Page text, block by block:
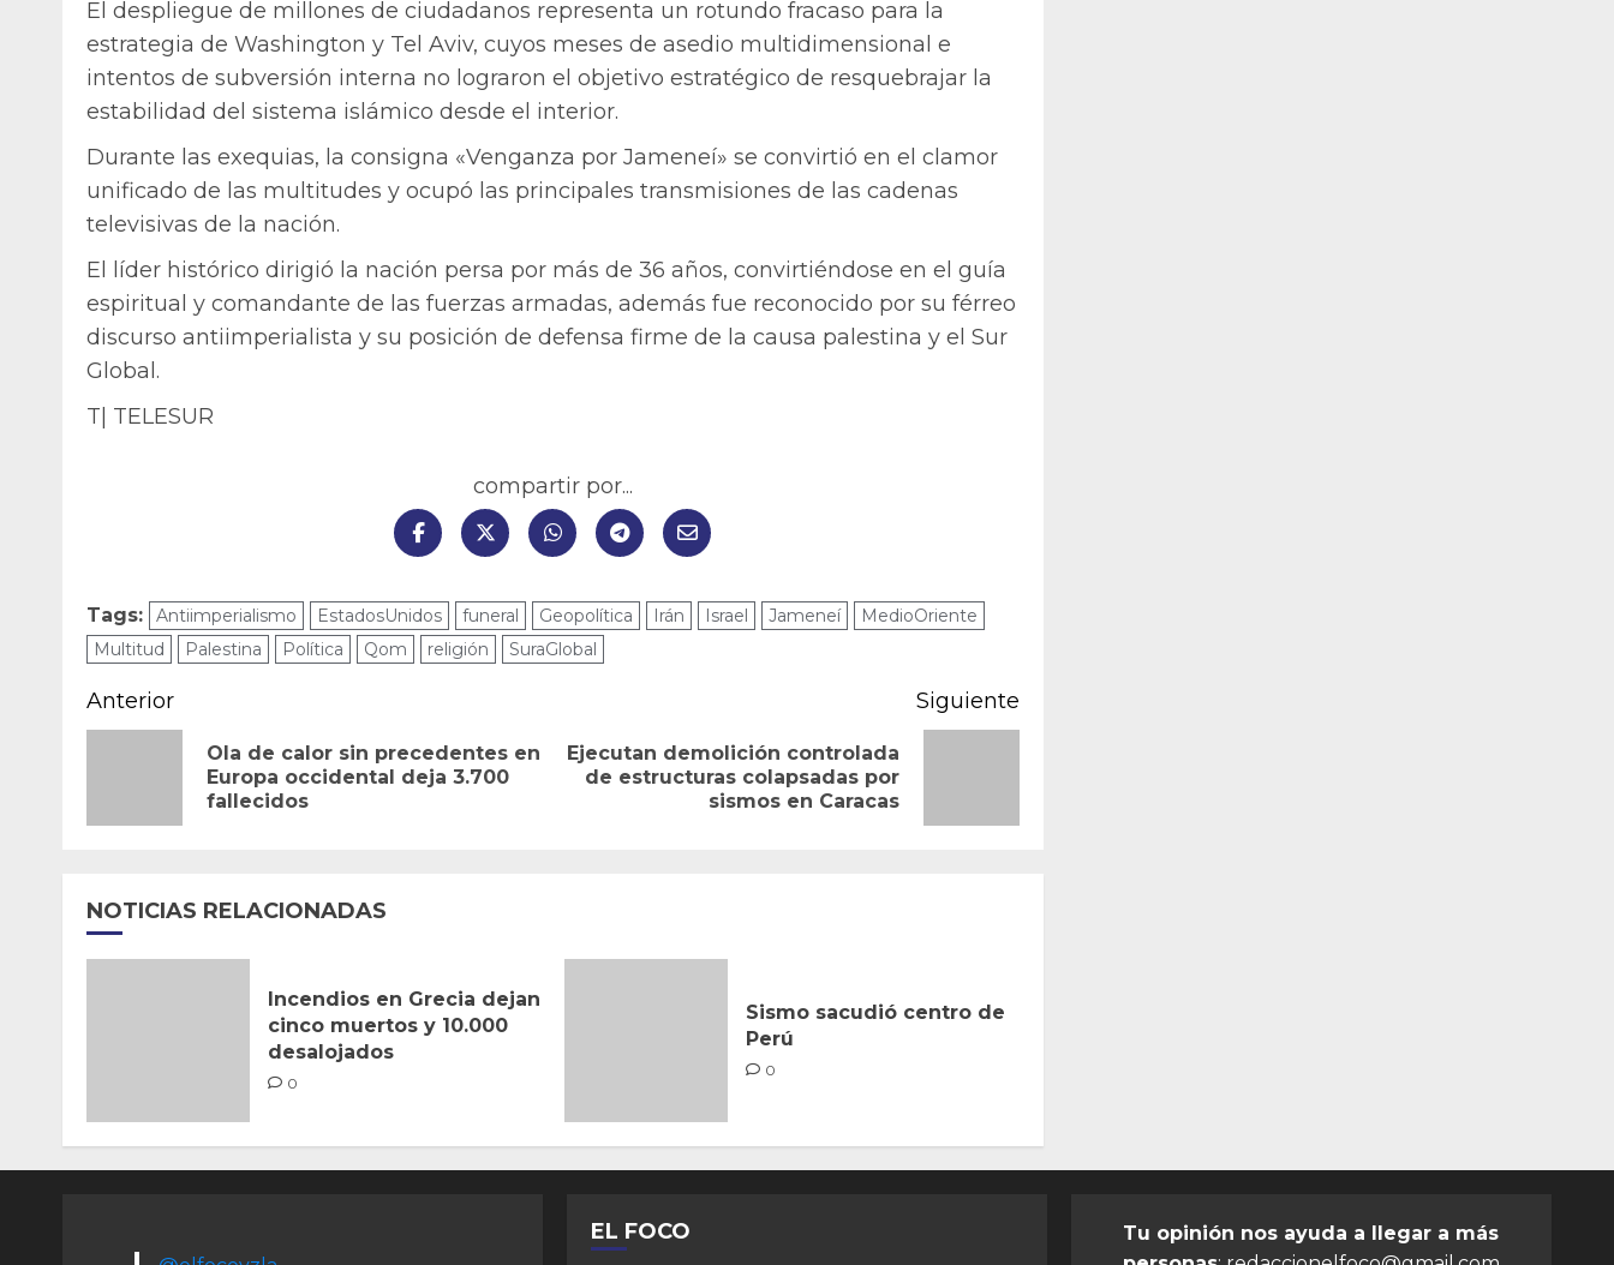
El despliegue de millones de ciudadanos representa un rotundo fracaso para la
estrategia de Washington y Tel Aviv, cuyos meses de asedio multidimensional e
intentos de subversión interna no lograron el objetivo estratégico de resquebrajar la
estabilidad del sistema islámico desde el interior.
Durante las exequias, la consigna «Venganza por Jameneí» se convirtió en el clamor
unificado de las multitudes y ocupó las principales transmisiones de las cadenas
televisivas de la nación.
El líder histórico dirigió la nación persa por más de 36 años, convirtiéndose en el guía
espiritual y comandante de las fuerzas armadas, además fue reconocido por su férreo
discurso antiimperialista y su posición de defensa firme de la causa palestina y el Sur
Global.
T| TELESUR
compartir por...
Tags: Antiimperialismo EstadosUnidos funeral Geopolítica Irán Israel Jameneí
MedioOriente
Multitud
Palestina Política Qom religión SuraGlobal
Navegación
entradas
Anterior
Entrada
Ola de calor sin precedentes en
Europa occidental deja 3.700
fallecidos
Siguiente
Siguiente
Ejecutan demolición controlada
de estructuras colapsadas por
sismos en Caracas
NOTICIAS RELACIONADAS
Incendios en Grecia dejan
cinco muertos y 10.000
desalojados
0
Sismo sacudió centro de
Perú
0
EL FOCO
Tu opinión nos ayuda a llegar a más